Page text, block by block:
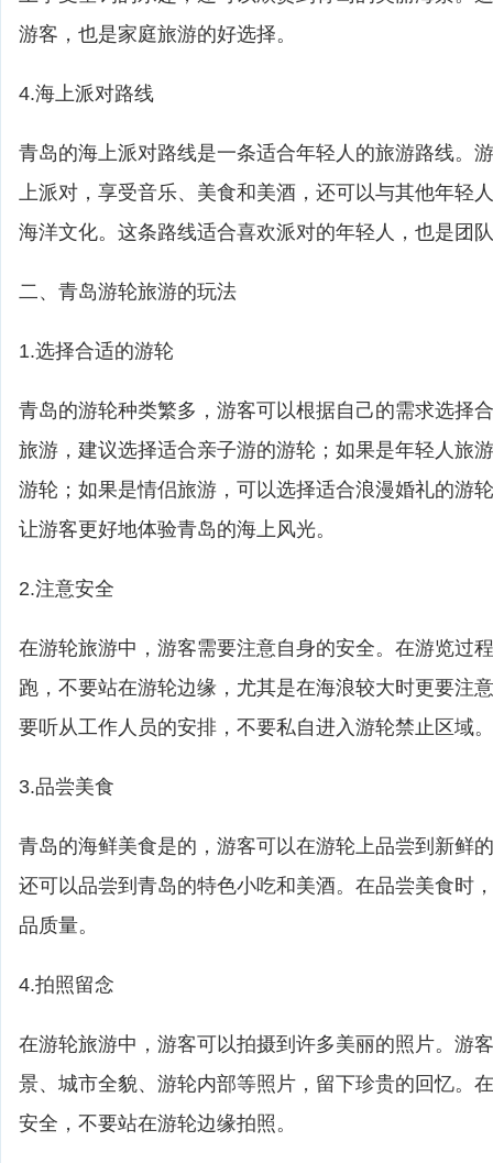
游客，也是家庭旅游的好选择。
4.海上派对路线
青岛的海上派对路线是一条适合年轻人的旅游路线。
上派对，享受音乐、美食和美酒，还可以与其他年轻
海洋文化。这条路线适合喜欢派对的年轻人，也是团
二、青岛游轮旅游的玩法
1.选择合适的游轮
青岛的游轮种类繁多，游客可以根据自己的需求选择
旅游，建议选择适合亲子游的游轮；如果是年轻人旅
游轮；如果是情侣旅游，可以选择适合浪漫婚礼的游
让游客更好地体验青岛的海上风光。
2.注意安全
在游轮旅游中，游客需要注意自身的安全。在游览过
跑，不要站在游轮边缘，尤其是在海浪较大时更要注
要听从工作人员的安排，不要私自进入游轮禁止区域。
3.品尝美食
青岛的海鲜美食是的，游客可以在游轮上品尝到新鲜
还可以品尝到青岛的特色小吃和美酒。在品尝美食时
品质量。
4.拍照留念
在游轮旅游中，游客可以拍摄到许多美丽的照片。游
景、城市全貌、游轮内部等照片，留下珍贵的回忆。
安全，不要站在游轮边缘拍照。